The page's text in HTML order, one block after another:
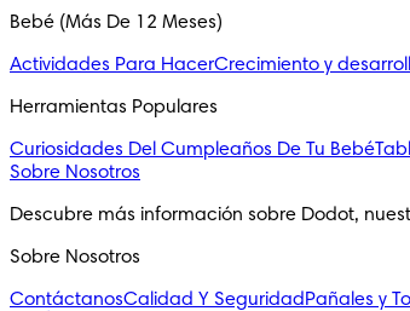
Bebé (Más De 12 Meses)
Actividades Para HacerCrecimiento y
Herramientas Populares
Curiosidades Del Cumpleaños De Tu Bebé
Sobre Nosotros
Descubre más información sobre Dodot,
Sobre Nosotros
ContáctanosCalidad Y Seguridad Pañales y